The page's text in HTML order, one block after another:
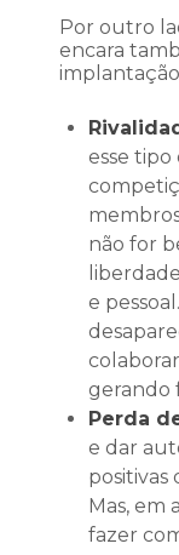
Por outro
encara
esse
não for
e
gerando
Perda
e dar
positivas
Mas, em
fazer